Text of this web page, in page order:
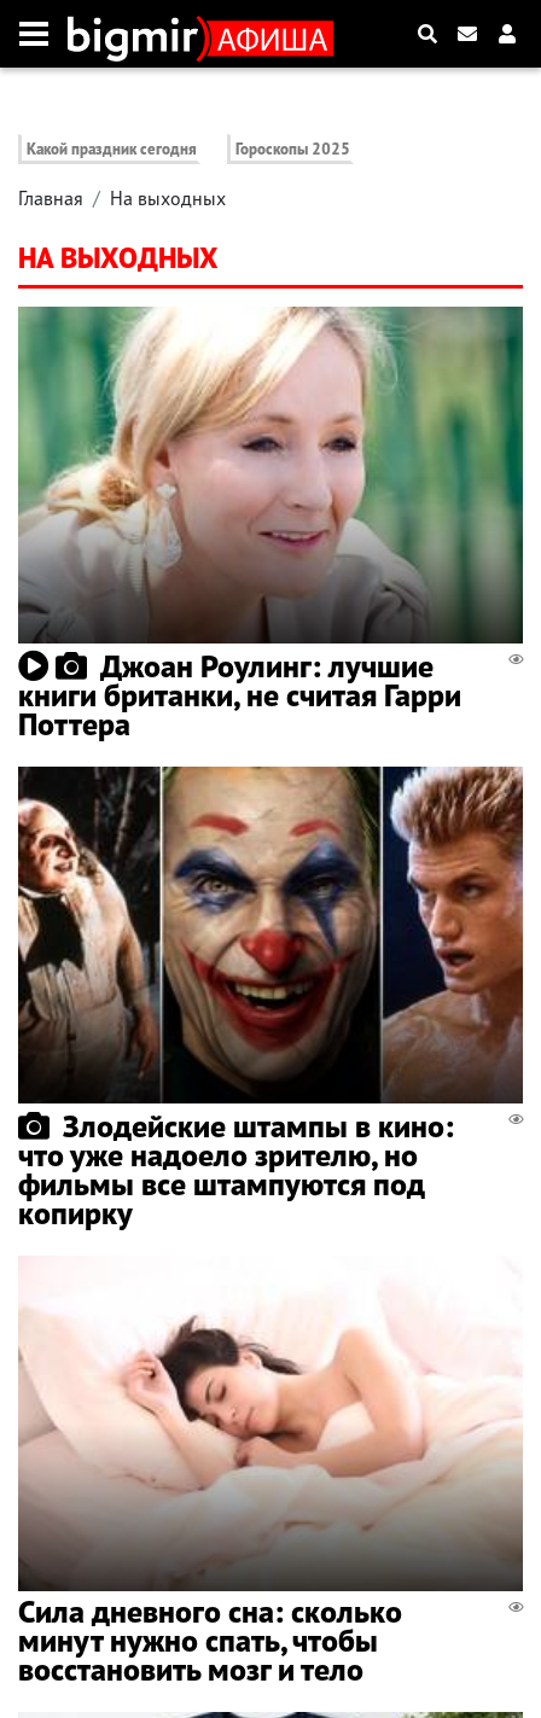
Какой праздник сегодня Гороскопы 2025
Главная На выходных
НА ВЫХОДНЫХ
Джоан Роулинг: лучшие
книги британки, не считая Гарри
Поттера
Злодейские штампы в кино:
что уже надоело зрителю, но
фильмы все штампуются под
копирку
Сила дневного сна: сколько
минут нужно спать, чтобы
восстановить мозг и тело